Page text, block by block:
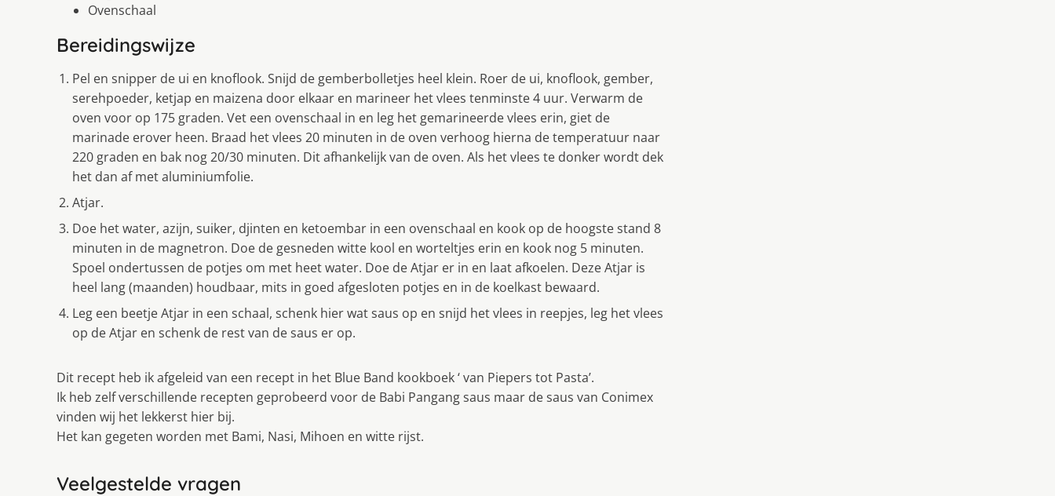
Ovenschaal
Bereidingswijze
Pel en snipper de ui en knoflook. Snijd de gemberbolletjes heel klein. Roer de ui, knoflook, gember,
serehpoeder, ketjap en maizena door elkaar en marineer het vlees tenminste 4 uur. Verwarm de
oven voor op 175 graden. Vet een ovenschaal in en leg het gemarineerde vlees erin, giet de
marinade erover heen. Braad het vlees 20 minuten in de oven verhoog hierna de temperatuur naar
220 graden en bak nog 20/30 minuten. Dit afhankelijk van de oven. Als het vlees te donker wordt dek
het dan af met aluminiumfolie.
Atjar.
Doe het water, azijn, suiker, djinten en ketoembar in een ovenschaal en kook op de hoogste stand 8
minuten in de magnetron. Doe de gesneden witte kool en worteltjes erin en kook nog 5 minuten.
Spoel ondertussen de potjes om met heet water. Doe de Atjar er in en laat afkoelen. Deze Atjar is
heel lang (maanden) houdbaar, mits in goed afgesloten potjes en in de koelkast bewaard.
Leg een beetje Atjar in een schaal, schenk hier wat saus op en snijd het vlees in reepjes, leg het vlees
op de Atjar en schenk de rest van de saus er op.
Dit recept heb ik afgeleid van een recept in het Blue Band kookboek ‘ van Piepers tot Pasta’.
Ik heb zelf verschillende recepten geprobeerd voor de Babi Pangang saus maar de saus van Conimex
vinden wij het lekkerst hier bij.
Het kan gegeten worden met Bami, Nasi, Mihoen en witte rijst.
Veelgestelde vragen